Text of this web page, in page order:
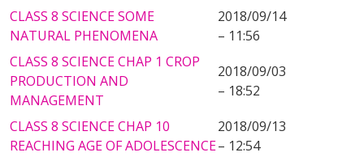
CLASS 8 SCIENCE SOME
NATURAL PHENOMENA
2018/09/14
– 11:56
CLASS 8 SCIENCE CHAP 1 CROP
PRODUCTION AND
MANAGEMENT
2018/09/03
– 18:52
CLASS 8 SCIENCE CHAP 10
REACHING AGE OF ADOLESCENCE
2018/09/13
– 12:54